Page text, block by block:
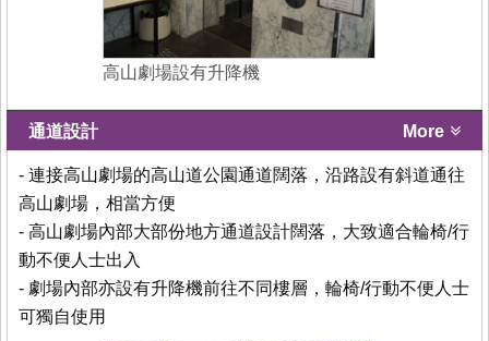
高山劇場設有升降機
通道設計 More
- 連接高山劇場的高山道公園通道闊落，沿路設有斜道通往
高山劇場，相當方便
- 高山劇場內部大部份地方通道設計闊落，大致適合輪椅/行
動不便人士出入
- 劇場內部亦設有升降機前往不同樓層，輪椅/行動不便人士
可獨自使用